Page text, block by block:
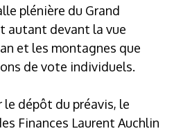
plénière du Grand
autant devant la vue
et les montagnes que
de vote individuels.
dépôt du préavis, le
Finances Laurent Auchlin